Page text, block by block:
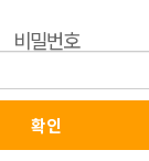
비밀번호